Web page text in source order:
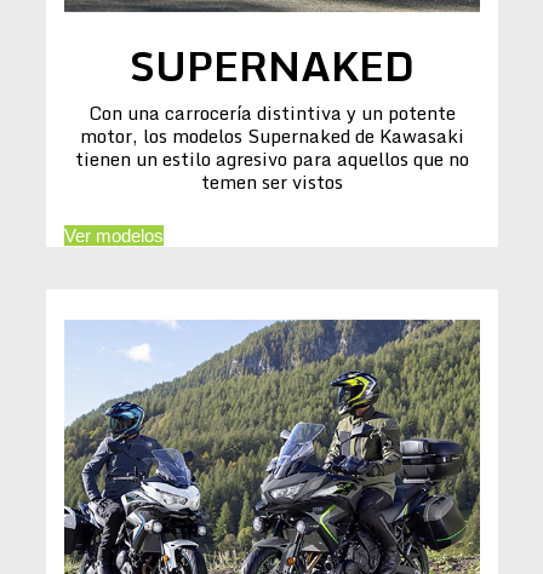
SUPERNAKED
Con una carrocería distintiva y un potente
motor, los modelos Supernaked de Kawasaki
tienen un estilo agresivo para aquellos que no
temen ser vistos
Ver modelos